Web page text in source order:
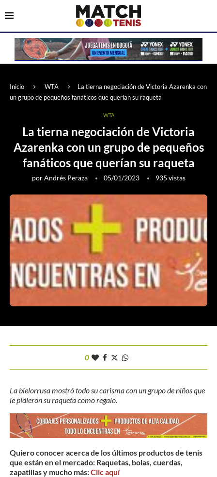
Inicio WTA
La tierna negociación de Victoria Azarenka con
un grupo de pequeños fanáticos que querían su raqueta
WTA
La tierna negociación de Victoria
Azarenka con un grupo de pequeños
fanáticos que querían su raqueta
porAndrés Peraza 05/01/2023 935 vistas
0
La bielorrusa mostró todo su carisma con un grupo de niños que
le pidieron su raqueta como regalo.
Quiero conocer acerca de los últimos productos de tenis
que están en el mercado: Raquetas, bolas, cuerdas,
zapatillas y mucho más:Clic aquí